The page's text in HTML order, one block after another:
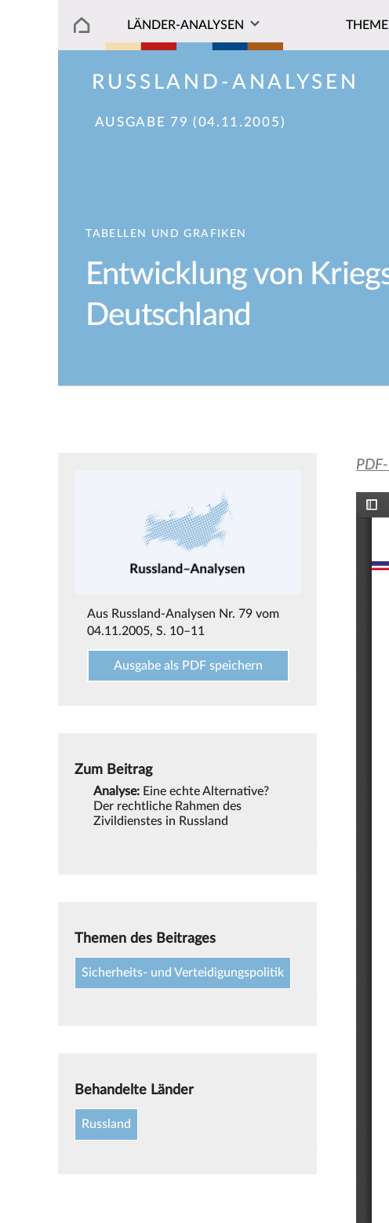
LÄNDER-ANALYSEN
RUSSLAND-ANALYSEN
AUSGABE 79 (04.11.2005)
TABELLEN UND GRAFIKEN
Entwicklung von
Deutschland
Aus Russland-Analysen Nr. 79 vom
04.11.2005, S. 10–11
Ausgabe als PDF speichern
Zum Beitrag
Analyse: Eine echte Alternative?
Der rechtliche Rahmen des
Zivildienstes in Russland
Themen des Beitrages
Sicherheits- und Verteidigungspolitik
Behandelte Länder
Russland